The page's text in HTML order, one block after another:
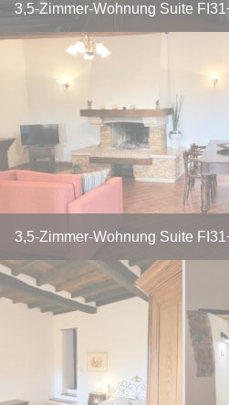
3,5-Zimmer-Wohnung Suite
3,5-Zimmer-Wohnung Suite